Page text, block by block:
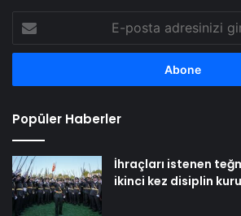
posta
adresinizi
Popüler Haberler
İhraçları istenen
ikinci kez disiplin